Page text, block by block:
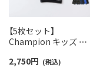
【5枚セット】
Champion キッズ ボ
前開き Cotton Stretch
2,750円 (税込)